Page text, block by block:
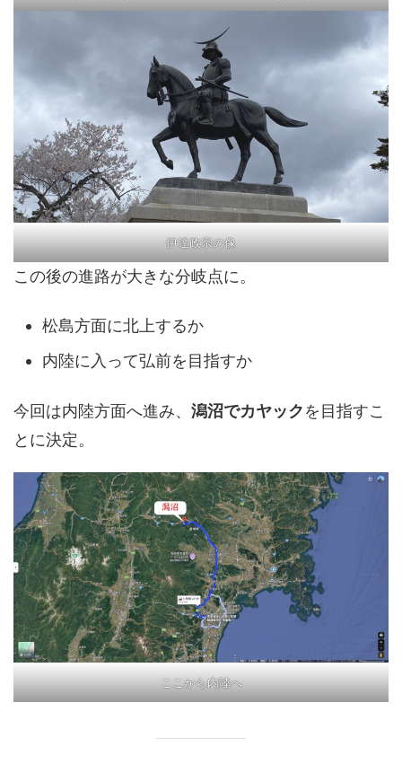
伊達政宗の像
この後の進路が大きな分岐点に。
松島方面に北上するか
内陸に入って弘前を目指すか
今回は内陸方面へ進み、 潟沼でカヤックを目指すこ
とに決定。
ここから内陸へ